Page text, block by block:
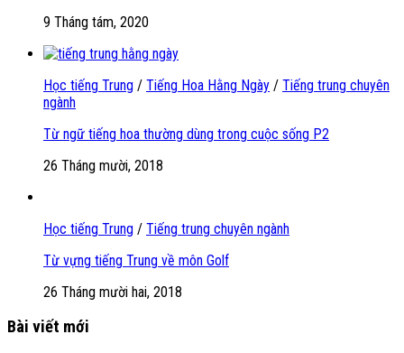
9 Tháng tám, 2020
Học tiếng Trung / Tiếng Hoa Hằng Ngày / Tiếng trung chuyên
ngành
Từ ngữ tiếng hoa thường dùng trong cuộc sống P2
26 Tháng mười, 2018
Học tiếng Trung / Tiếng trung chuyên ngành
Từ vựng tiếng Trung về môn Golf
26 Tháng mười hai, 2018
Bài viết mới